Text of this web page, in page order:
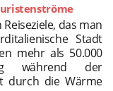
das man
Stadt
mehr als 50.000
während der
durch die Wärme